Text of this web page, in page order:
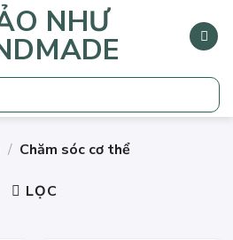
/ Chăm sóc cơ thể
LỌC